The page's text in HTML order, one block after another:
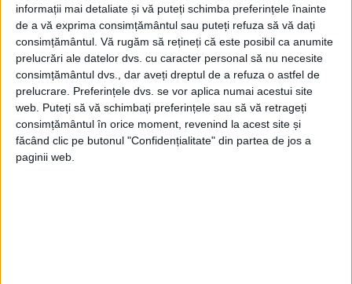
informații mai detaliate și vă puteți schimba preferințele înainte
de a vă exprima consimțământul sau puteți refuza să vă dați
consimțământul. Vă rugăm să rețineți că este posibil ca anumite
prelucrări ale datelor dvs. cu caracter personal să nu necesite
consimțământul dvs., dar aveți dreptul de a refuza o astfel de
prelucrare. Preferințele dvs. se vor aplica numai acestui site
web. Puteți să vă schimbați preferințele sau să vă retrageți
consimțământul în orice moment, revenind la acest site și
făcând clic pe butonul "Confidențialitate" din partea de jos a
paginii web.
să iei parte la conversaţie şi să o faci cu
experţi în sănătate”, a adăugat el.